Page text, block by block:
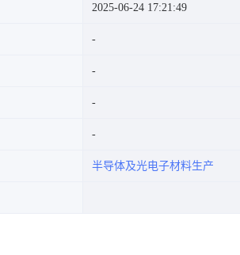
2025-06-24 17:21:49
半导体及光电子材料生产